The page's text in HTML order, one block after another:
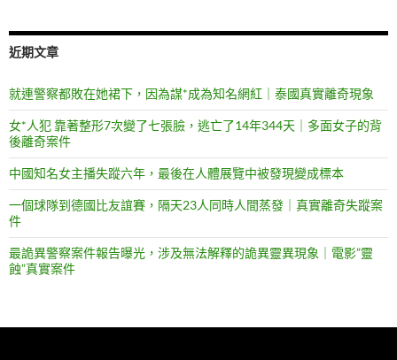
近期文章
就連警察都敗在她裙下，因為謀*成為知名網紅｜泰國真實離奇現象
女*人犯 靠著整形7次變了七張臉，逃亡了14年344天｜多面女子的背
後離奇案件
中國知名女主播失蹤六年，最後在人體展覽中被發現變成標本
一個球隊到德國比友誼賽，隔天23人同時人間蒸發｜真實離奇失蹤案
件
最詭異警察案件報告曝光，涉及無法解釋的詭異靈異現象｜電影”靈
蝕”真實案件